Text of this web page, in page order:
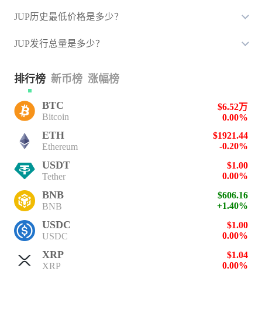
JUP历史最低价格是多少？
JUP发行总量是多少？
排行榜 新币榜 涨幅榜
BTC
Bitcoin
$6.52万
0.00%
ETH
Ethereum
$1921.44
-0.20%
USDT
Tether
$1.00
0.00%
BNB
BNB
$606.16
+1.40%
USDC
USDC
$1.00
0.00%
XRP
XRP
$1.04
0.00%